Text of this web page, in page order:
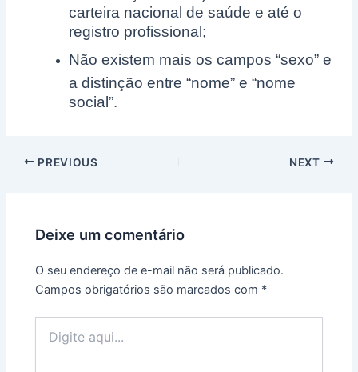
carteira nacional de saúde e até o
registro profissional;
Não existem mais os campos “sexo” e
a distinção entre “nome” e “nome
social”.
Post
PREVIOUS NEXT
Deixe um comentário
O seu endereço de e-mail não será publicado.
Campos obrigatórios são marcados com *
aqui...